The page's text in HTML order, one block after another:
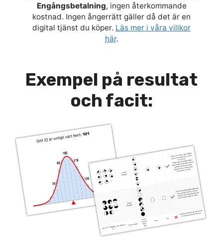
Engångsbetalning, ingen återkommande
kostnad. Ingen ångerrätt gäller då det är en
digital tjänst du köper. Läs mer i våra villkor
här.
Exempel på resultat
och facit: